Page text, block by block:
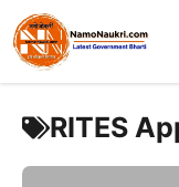
content
RITES